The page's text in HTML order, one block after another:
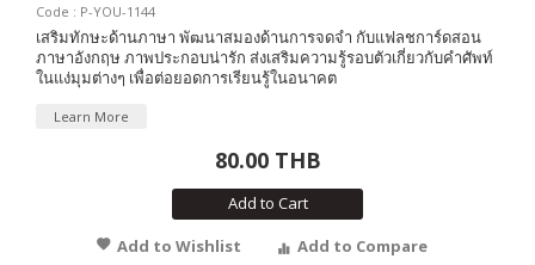
Code : P-YOU-1144
เสริมทักษะด้านภาษา พัฒนาสมองด้านการจดจำ กับแฟลชการ์ดสอน
ภาษาอังกฤษ ภาพประกอบน่ารัก ส่งเสริมความรู้รอบตัวเกี่ยวกับคำศัพท์
ในแง่มุมต่างๆ เพื่อต่อยอดการเรียนรู้ในอนาคต
Learn More
80.00 THB
Add to Cart
Add to Wishlist
Add to Compare